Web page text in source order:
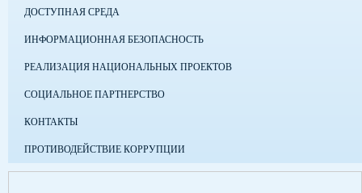
ДОСТУПНАЯ СРЕДА
ИНФОРМАЦИОННАЯ БЕЗОПАСНОСТЬ
РЕАЛИЗАЦИЯ НАЦИОНАЛЬНЫХ ПРОЕКТОВ
СОЦИАЛЬНОЕ ПАРТНЕРСТВО
КОНТАКТЫ
ПРОТИВОДЕЙСТВИЕ КОРРУПЦИИ